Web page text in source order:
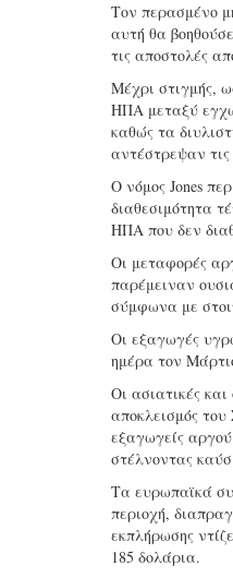
Τον περασμένο
αυτή θα
τις αποστολές
Μέχρι στιγμής,
ΗΠΑ μεταξύ
καθώς τα
αντέστρεψαν
Ο νόμος Jones
διαθεσιμότητα
ΗΠΑ που δεν
Οι μεταφορές
παρέμειναν
σύμφωνα με
Οι εξαγωγές
ημέρα τον
Οι ασιατικές
αποκλεισμός του
εξαγωγείς
στέλνοντας
Τα ευρωπαϊκά
περιοχή,
εκπλήρωσης
185 δολάρια.